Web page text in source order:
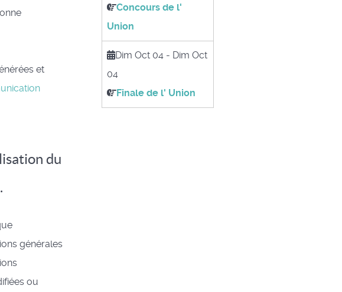
et
du
générales
ou
Concours de l'
Union
Dim Oct 04 - Dim Oct
04
Finale de l' Union